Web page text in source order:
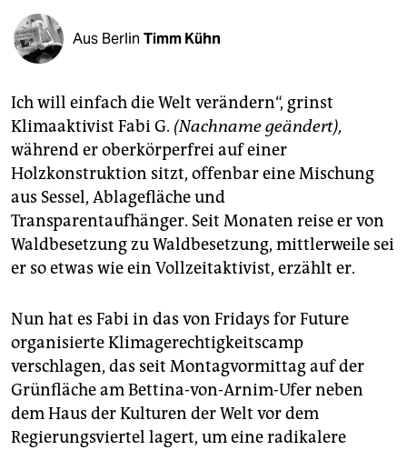
veranstaltungen
shop
unterstützen
abo
genossenschaft
epaper login
Aus Berlin Timm Kühn
Ich will einfach die Welt verändern“, grinst
Klimaaktivist Fabi G. (Nachname geändert),
während er oberkörperfrei auf einer
Holzkonstruktion sitzt, offenbar eine Mischung
aus Sessel, Ablagefläche und
Transparentaufhänger. Seit Monaten reise er von
Waldbesetzung zu Waldbesetzung, mittlerweile sei
er so etwas wie ein Vollzeitaktivist, erzählt er.
Nun hat es Fabi in das von Fridays for Future
organisierte Klimagerechtigkeitscamp
verschlagen, das seit Montagvormittag auf der
Grünfläche am Bettina-von-Arnim-Ufer neben
dem Haus der Kulturen der Welt vor dem
Regierungsviertel lagert, um eine radikalere